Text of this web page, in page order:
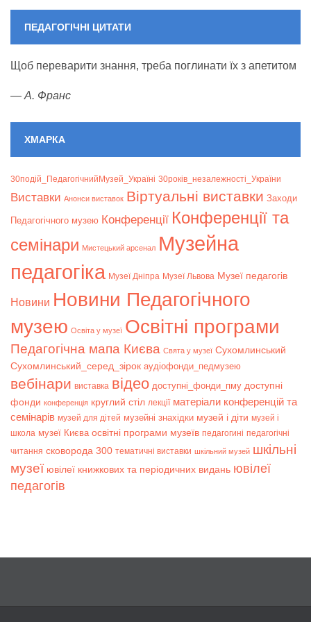
ПЕДАГОГІЧНІ ЦИТАТИ
Щоб переварити знання, треба поглинати їх з апетитом
— А. Франс
ХМАРКА
30подій_ПедагогічнийМузей_Україні 30років_незалежності_України
Bиставки Анонси виставок Віртуальні виставки Заходи
Педагогічного музею Конференції Конференції та
семінари Мистецький арсенал Музейна
педагогіка Музеї Дніпра Музеї Львова Музеї педагогів
Новини Новини Педагогічного
музею Освіта у музеї Освітні програми
Педагогічна мапа Києва Свята у музеї Сухомлинський
Сухомлинський_серед_зірок аудіофонди_педмузею
вебінари виставка відео доступні_фонди_пму доступні
фонди конференція круглий стіл лекції матеріали конференцій та
семінарів музей для дітей музейні знахідки музей і діти музей і
школа музеї Києва освітні програми музеїв педагогині педагогічні
читання сковорода 300 тематичні виставки шкільний музей шкільні
музеї ювілеї книжкових та періодичних видань ювілеї
педагогів